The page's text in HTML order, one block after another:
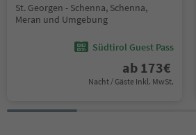
St. Georgen - Schenna, Schenna,
Meran und Umgebung
Südtirol Guest Pass
ab 173€
Nacht / Gäste Inkl. MwSt.